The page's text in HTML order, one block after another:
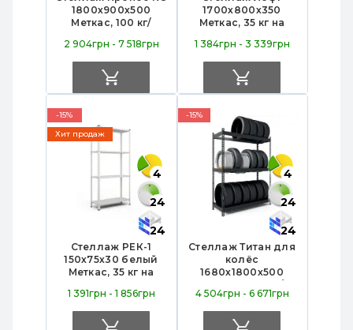
1800х900х500
Меткас, 100 кг/
окрашенный,
металлический
2 904грн - 7 518грн
1700х800х350
Меткас, 35 кг на
ЛДСП, антрацит-
белый снег
1 384грн - 3 339грн
-15%
Хит продаж
4
24
24
Стеллаж РЕК-1
150х75х30 белый
Меткас, 35 кг на
окрашенный,
металлический
1 391грн - 1 856грн
-15%
4
24
24
Стеллаж Титан для
колёс
1680х1800х500
полку, 3 яруса
4 504грн - 6 671грн